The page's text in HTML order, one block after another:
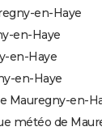
en-Haye
en-Haye
en-Haye
en-Haye
Mauregny-en-
météo de